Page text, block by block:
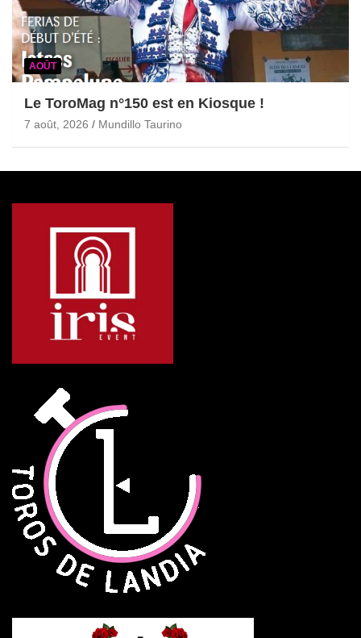
AOÛT
Le ToroMag n°150 est en Kiosque !
7 août, 2026 Mundillo Taurino